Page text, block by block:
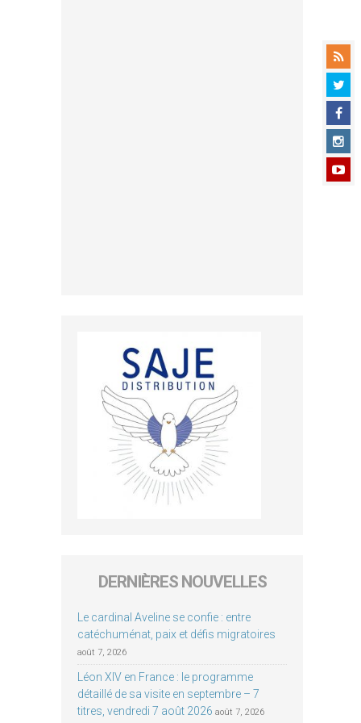
DERNIÈRES NOUVELLES
Le cardinal Aveline se confie : entre
catéchuménat, paix et défis migratoires
août 7, 2026
Léon XIV en France : le programme
détaillé de sa visite en septembre – 7
titres, vendredi 7 août 2026 août 7, 2026